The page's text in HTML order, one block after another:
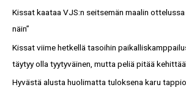
Kissat kaataa VJS:n seitsemän maalin
näin”
Kissat viime hetkellä tasoihin
täytyy olla tyytyväinen, mutta peliä pitää
Hyvästä alusta huolimatta tuloksena karu